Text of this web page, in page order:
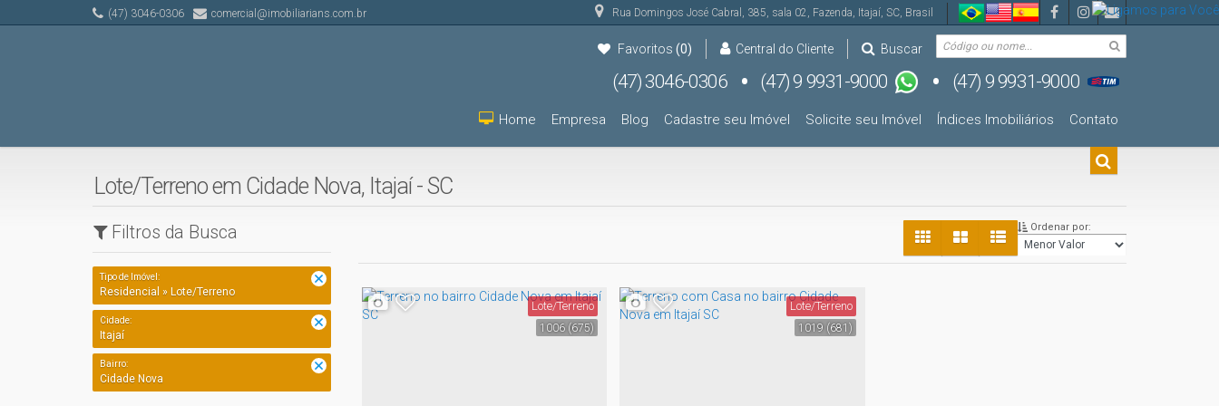
Rua Domingos José Cabral , 385, sala 02, Fazenda, Itajaí, SC, Brasil
(47) 3046-0306 comercial@imobiliarians.com.br
Buscar
Central do Cliente
Favoritos (0)
(47) 9 9931-9000 (47) 9 9931-9000
Contato
Índices Imobiliários
Solicite seu Imóvel
Cadastre seu Imóvel
Blog
Empresa
Home
Lote/Terreno em Cidade Nova, Itajaí - SC
Filtros da Busca
Tipo de Imóvel:
Residencial » Lote/Terreno
Cidade:
Itajaí
Bairro:
Cidade Nova
Ordenar por:
1006 (675)
Lote/Terreno
1019 (681)
Lote/Terreno